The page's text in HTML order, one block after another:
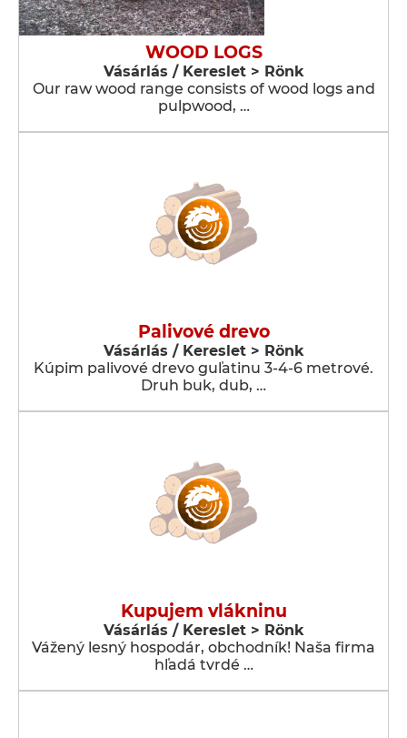
WOOD LOGS
Vásárlás / Kereslet > Rönk
Our raw wood range consists of wood logs and
pulpwood, …
Palivové drevo
Vásárlás / Kereslet > Rönk
Kúpim palivové drevo guľatinu 3-4-6 metrové.
Druh buk, dub, …
Kupujem vlákninu
Vásárlás / Kereslet > Rönk
Vážený lesný hospodár, obchodník! Naša firma
hľadá tvrdé …